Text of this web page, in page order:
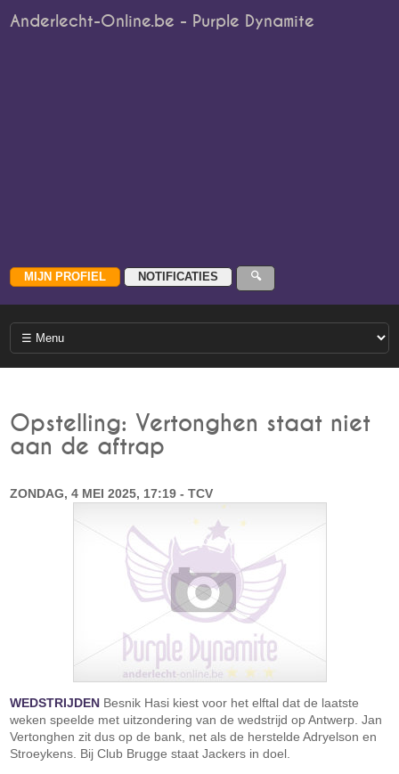
Anderlecht-Online.be - Purple Dynamite
Opstelling: Vertonghen staat niet
aan de aftrap
ZONDAG, 4 MEI 2025, 17:19 - TCV
WEDSTRIJDEN Besnik Hasi kiest voor het elftal dat de laatste
weken speelde met uitzondering van de wedstrijd op Antwerp. Jan
Vertonghen zit dus op de bank, net als de herstelde Adryelson en
Stroeykens. Bij Club Brugge staat Jackers in doel.